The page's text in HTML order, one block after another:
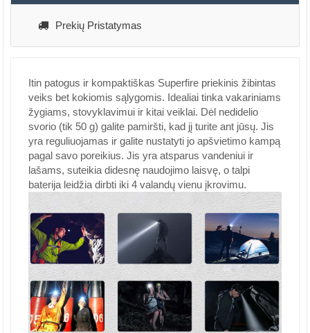
Prekių Pristatymas
Itin patogus ir kompaktiškas Superfire priekinis žibintas
veiks bet kokiomis sąlygomis. Idealiai tinka vakariniams
žygiams, stovyklavimui ir kitai veiklai. Dėl nedidelio
svorio (tik 50 g) galite pamiršti, kad jį turite ant jūsų. Jis
yra reguliuojamas ir galite nustatyti jo apšvietimo kampą
pagal savo poreikius. Jis yra atsparus vandeniui ir
lašams, suteikia didesnę naudojimo laisvę, o talpi
baterija leidžia dirbti iki 4 valandų vienu įkrovimu.